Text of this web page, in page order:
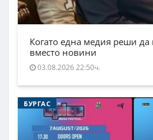
Когато една медия реши
вместо новини
03.08.2026 22:50ч.
БУРГАС